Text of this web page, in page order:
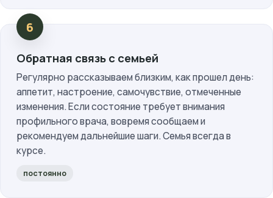
Обратная связь с семьей
Регулярно рассказываем близким, как прошел день:
аппетит, настроение, самочувствие, отмеченные
изменения. Если состояние требует внимания
профильного врача, вовремя сообщаем и
рекомендуем дальнейшие шаги. Семья всегда в
курсе.
постоянно